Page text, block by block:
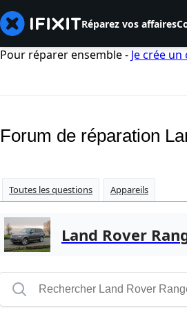
Réparez vos affaires
Pour réparer ensemble - Je crée
Forum de réparation
Toutes les questions Appareils
Land Rover